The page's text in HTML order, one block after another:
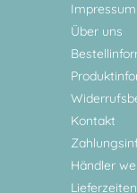
Impressum
Über uns
Kontakt
Händler
Lieferzeiten